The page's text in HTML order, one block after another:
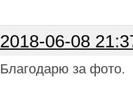
2018-06-08
Благодарю за фото.